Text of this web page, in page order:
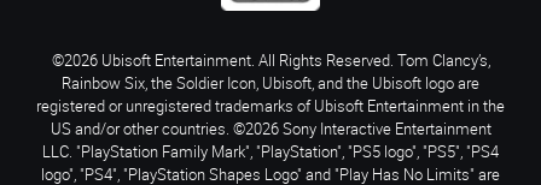
©2026 Ubisoft Entertainment. All Rights Reserved. Tom Clancy’s,
Rainbow Six, the Soldier Icon, Ubisoft, and the Ubisoft logo are
registered or unregistered trademarks of Ubisoft Entertainment in the
US and/or other countries. ©2026 Sony Interactive Entertainment
LLC. "PlayStation Family Mark", "PlayStation", "PS5 logo", "PS5", "PS4
logo", "PS4", "PlayStation Shapes Logo" and "Play Has No Limits" are